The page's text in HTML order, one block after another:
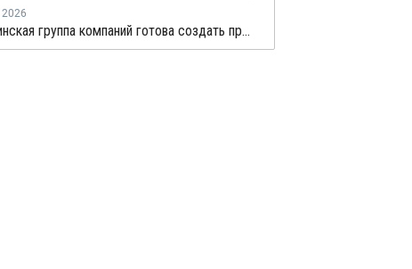
2026
Челябинская группа компаний готова создать производство компаундов для полимеров в Татарстане